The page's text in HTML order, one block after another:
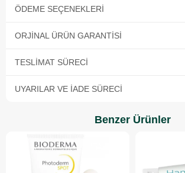
ÖDEME SEÇENEKLERI
ORJINAL ÜRÜN GARANTISI
TESLIMAT SÜRECI
UYARILAR VE İADE SÜRECI
Benzer Ürünler